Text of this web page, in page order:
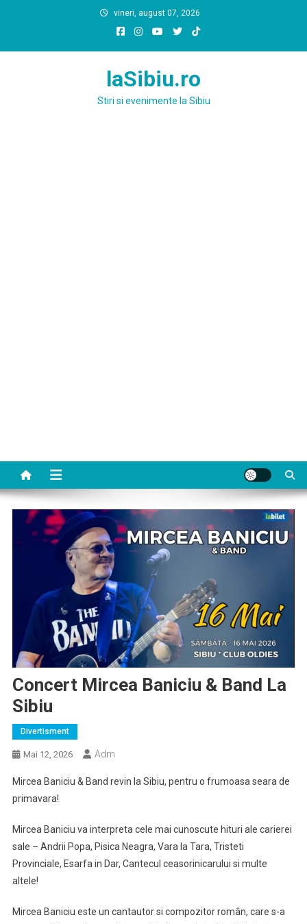
vineri, august 07, 2026
laSibiu.ro
Stiri si evenimente la Sibiu
Concert Mircea Baniciu & Band La
Sibiu
Divertisment
Mai 12, 2026 Adm
Mircea Baniciu & Band revin la Sibiu, pentru o frumoasa seara de
primavara!
Mircea Baniciu va interpreta cele mai cunoscute hituri ale carierei
sale – Andrii Popa, Pisica Neagra, Vara la Tara, Tristeti
Provinciale, Esarfa in Dar, Cantecul ceasorinicarului si multe
altele!
Mircea Baniciu este un cantautor si compozitor român, care s-a